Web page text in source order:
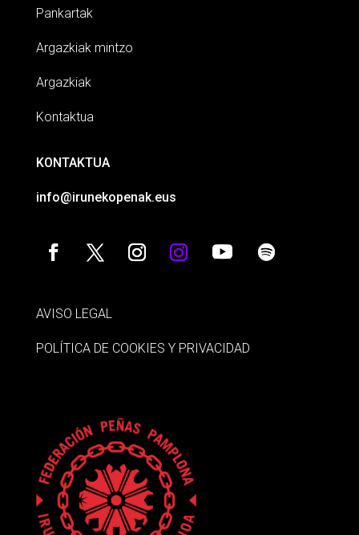
Pankartak
Argazkiak mintzo
Argazkiak
Kontaktua
KONTAKTUA
info@irunekopenak.eus
AVISO LEGAL
POLÍTICA DE COOKIES Y PRIVACIDAD